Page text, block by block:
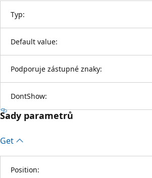
Typ:
Default value:
Podporuje zástupné znaky:
DontShow:
Sady parametrů
Get
Position: